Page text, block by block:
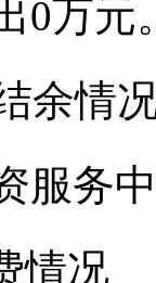
0万元
余情
服务
情况